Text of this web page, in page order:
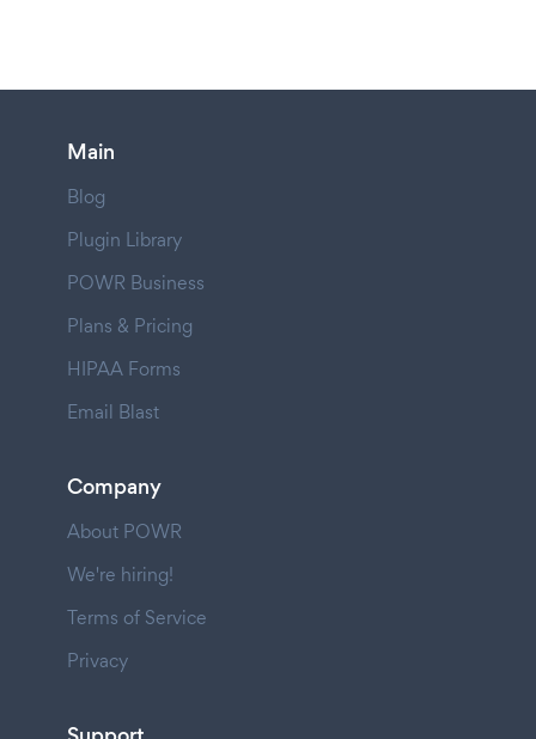
Main
Blog
Plugin Library
POWR Business
Plans & Pricing
HIPAA Forms
Email Blast
Company
About POWR
We're hiring!
Terms of Service
Privacy